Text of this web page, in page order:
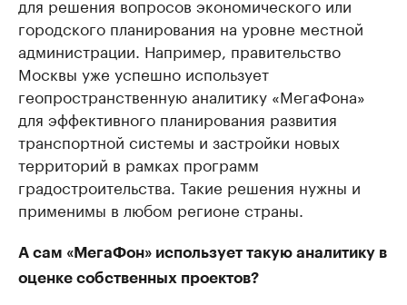
городского планирования на уровне местной
администрации. Например, правительство
Москвы уже успешно использует
геопространственную аналитику «МегаФона»
для эффективного планирования развития
транспортной системы и застройки новых
территорий в рамках программ
градостроительства. Такие решения нужны и
применимы в любом регионе страны.
А сам «МегаФон» использует такую аналитику в
оценке собственных проектов?